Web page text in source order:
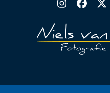
Instagram